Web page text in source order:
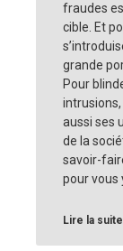
fraudes
cible. Et
grande
Pour
aussi ses
de la
savoir-
pour vous
Lire la suite